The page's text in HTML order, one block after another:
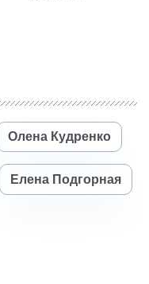
Олена Кудренко
Елена Подгорная